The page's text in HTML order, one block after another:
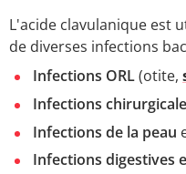
L'acide clavulanique est
de diverses infections
Infections ORL(otite,
Infections
Infections de la peau
Infections digestives